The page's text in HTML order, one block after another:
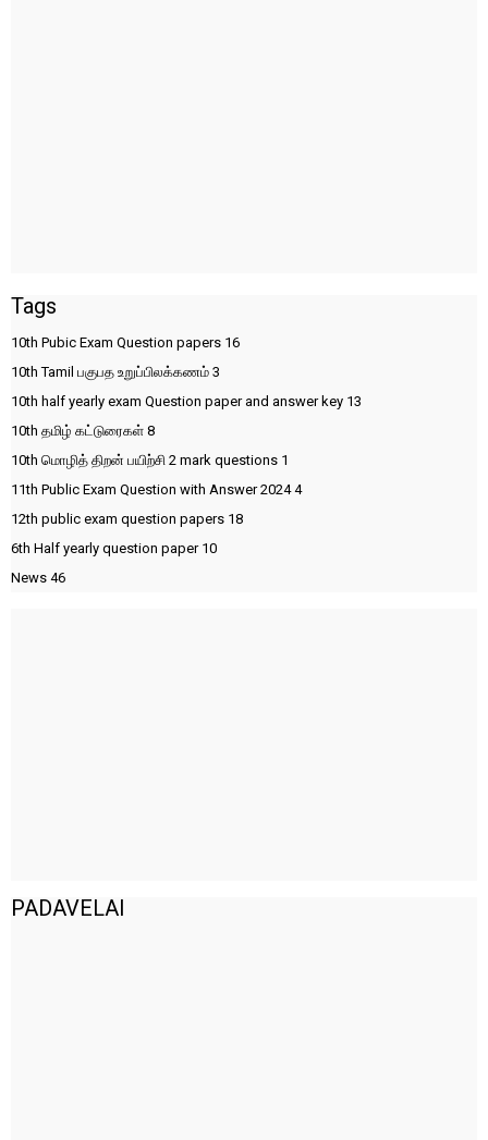
Tags
10th Pubic Exam Question papers 16
10th Tamil பகுபத உறுப்பிலக்கணம் 3
10th half yearly exam Question paper and answer key 13
10th தமிழ் கட்டுரைகள் 8
10th மொழித் திறன் பயிற்சி 2 mark questions 1
11th Public Exam Question with Answer 20244
12th public exam question papers 18
6th Half yearly question paper 10
News 46
PADAVELAI